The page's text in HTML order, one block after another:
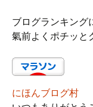
ブログランキング
氣前よくポチッと
にほんブログ村